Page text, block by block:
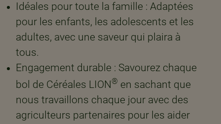
Idéales pour toute la famille : Adaptées
pour les enfants, les adolescents et les
adultes, avec une saveur qui plaira à
tous. ​
Engagement durable : Savourez chaque
bol de Céréales LION® en sachant que
nous travaillons chaque jour avec des
agriculteurs partenaires pour les aider